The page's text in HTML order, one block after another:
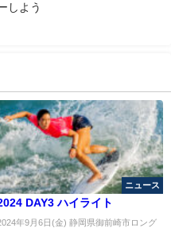
しよう
ニュース
DAY3 ハイライト
年9月6日(金) 静岡県御前崎市ロング